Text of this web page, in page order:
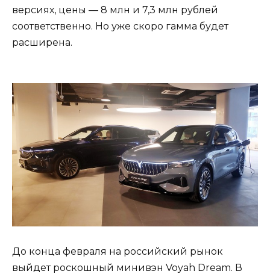
версиях, цены — 8 млн и 7,3 млн рублей
соответственно. Но уже скоро гамма будет
расширена.
До конца февраля на российский рынок
выйдет роскошный минивэн Voyah Dream. В